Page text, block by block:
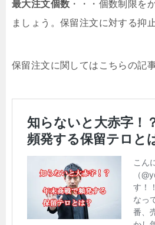
最大注文個数 ・・・個数制限を
ましょう。保留注文に対する抑
保留注文に関してはこちらの記